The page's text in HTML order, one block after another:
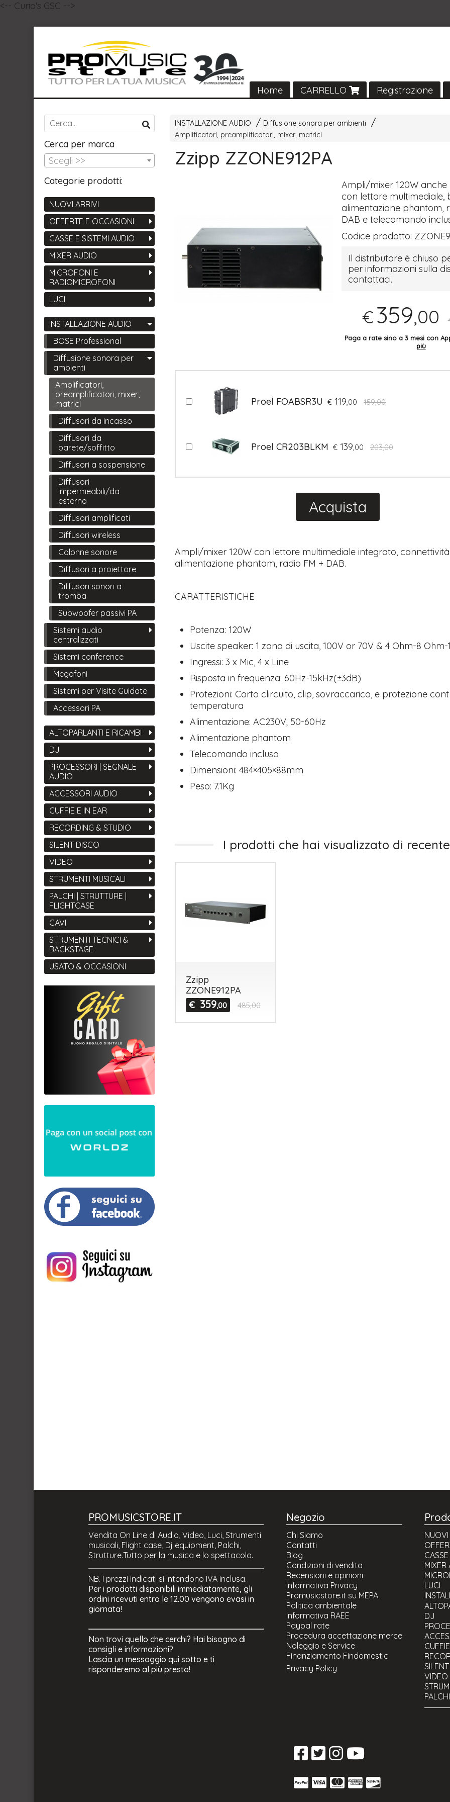
<-- Curio's GSC -->
Home CARRELLO Registrazione
INSTALLAZIONE AUDIO
Diffusione sonora per ambienti
Amplificatori, preamplificatori, mixer, matrici
Zzipp ZZONE912PA
Ampli/mixer 120W anche
con lettore multimediale,
alimentazione phantom,
DAB e telecomando
Codice prodotto:
Il distributore è chiuso
per informazioni sulla
contattaci.
€359,00
Paga a rate sino a 3 mesi con
più
Proel FOABSR3U € 119,00 159,00
Proel CR203BLKM € 139,00 203,00
Acquista
Ampli/mixer 120W con lettore multimediale integrato,
alimentazione phantom, radio FM + DAB.
CARATTERISTICHE
Potenza: 120W
Uscite speaker: 1 zona di uscita, 100V or 70V & 4 Ohm-8 Ohm-
Ingressi: 3 x Mic, 4 x Line
Risposta in frequenza: 60Hz-15kHz(±3dB)
Protezioni: Corto clircuito, clip, sovraccarico, e protezione
temperatura
Alimentazione: AC230V; 50-60Hz
Alimentazione phantom
Telecomando incluso
Dimensioni: 484×405×88mm
Peso: 7.1Kg
I prodotti che hai visualizzato di
Zzipp
ZZONE912PA
€ 359,00 485,00
Cerca per marca
Scegli >>
Categorie prodotti:
NUOVI ARRIVI
OFFERTE E OCCASIONI
CASSE E SISTEMI AUDIO
MIXER AUDIO
MICROFONI E
RADIOMICROFONI
LUCI
INSTALLAZIONE AUDIO
BOSE Professional
Diffusione sonora per
ambienti
Amplificatori,
preamplificatori, mixer,
matrici
Diffusori da incasso
Diffusori da
parete/soffitto
Diffusori a sospensione
Diffusori
impermeabili/da
esterno
Diffusori amplificati
Diffusori wireless
Colonne sonore
Diffusori a proiettore
Diffusori sonori a
tromba
Subwoofer passivi PA
Sistemi audio
centralizzati
Sistemi conference
Megafoni
Sistemi per Visite Guidate
Accessori PA
ALTOPARLANTI E RICAMBI
DJ
PROCESSORI | SEGNALE
AUDIO
ACCESSORI AUDIO
CUFFIE E IN EAR
RECORDING & STUDIO
SILENT DISCO
VIDEO
STRUMENTI MUSICALI
PALCHI | STRUTTURE |
FLIGHTCASE
CAVI
STRUMENTI TECNICI &
BACKSTAGE
USATO & OCCASIONI
Tutto perfetto, materiale
tutto
PROMUSICSTORE.IT
Vendita On Line di Audio, Video, Luci, Strumenti
musicali, Flight case, Dj equipment, Palchi,
Strutture.Tutto per la musica e lo spettacolo.
NB. I prezzi indicati si intendono IVA inclusa.
Per i prodotti disponibili immediatamente, gli
ordini ricevuti entro le 12.00 vengono evasi in
giornata!
Non trovi quello che cerchi? Hai bisogno di
consigli e informazioni?
Lascia un messaggio qui sotto e ti
risponderemo al più presto!
Negozio
Chi Siamo
Contatti
Blog
Condizioni di vendita
Recensioni e opinioni
Informativa Privacy
Promusicstore.it su MEPA
Politica ambientale
Informativa RAEE
Paypal rate
Procedura accettazione merce
Noleggio e Service
Finanziamento Findomestic
Privacy Policy
NUOVI
MIXER
LUCI
BOSE
DJ
VIDEO
CAVI